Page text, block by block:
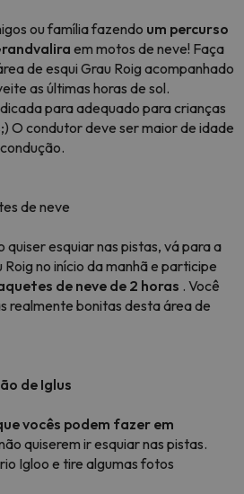
ou família fazendo um percurso
em motos de neve! Faça
de esqui Grau Roig acompanhado
as últimas horas de sol.
para adequado para crianças
O condutor deve ser maior de idade
de neve
quiser esquiar nas pistas, vá para a
Roig no início da manhã e participe
de neve de 2 horas . Você
realmente bonitas desta área de
de Iglus
vocês podem fazer em
quiserem ir esquiar nas pistas.
Igloo e tire algumas fotos